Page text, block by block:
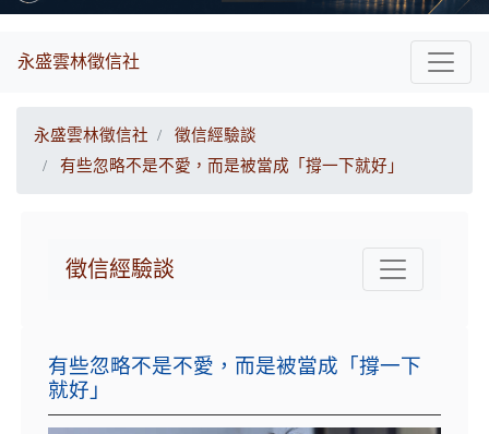
永盛雲林徵信社
永盛雲林徵信社
徵信經驗談
有些忽略不是不愛，而是被當成「撐一下就好」
徵信經驗談
有些忽略不是不愛，而是被當成「撐一下
就好」